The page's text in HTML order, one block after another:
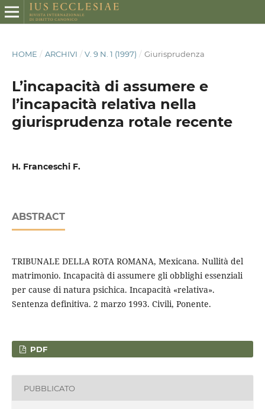
HOME / ARCHIVI / V. 9 N. 1 (1997) / Giurisprudenza
L’incapacità di assumere e
l’incapacità relativa nella
giurisprudenza rotale recente
H. Franceschi F.
ABSTRACT
TRIBUNALE DELLA ROTA ROMANA, Mexicana. Nullità del
matrimonio. Incapacità di assumere gli obblighi essenziali
per cause di natura psichica. Incapacità «relativa».
Sentenza definitiva. 2 marzo 1993. Civili, Ponente.
PDF
PUBBLICATO